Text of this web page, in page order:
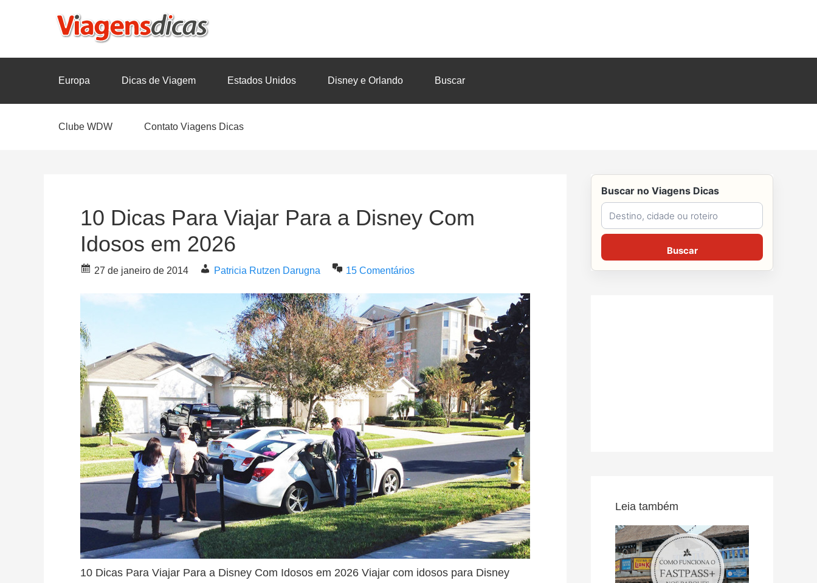
Europa Dicas de Viagem Estados Unidos Disney e Orlando Buscar
Clube WDW Contato Viagens Dicas
10 Dicas Para Viajar Para a Disney Com
Idosos em 2026
27 de janeiro de 2014 Patricia Rutzen Darugna 15 Comentários
10 Dicas Para Viajar Para a Disney Com Idosos em 2026 Viajar com idosos para Disney
Buscar no Viagens Dicas
Buscar no Viagens Dicas
Buscar
Leia também